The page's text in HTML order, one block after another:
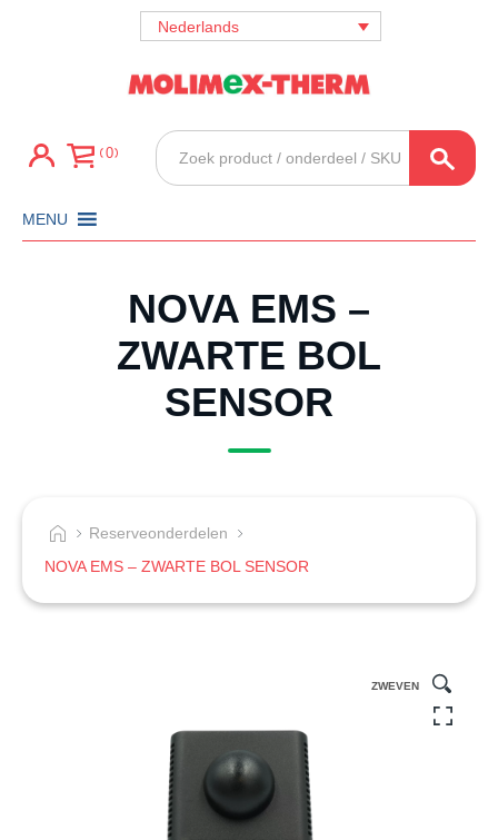
Nederlands
0
Producten
zoeken
MENU
NOVA EMS –
ZWARTE BOL
SENSOR
Reserveonderdelen
NOVA EMS – ZWARTE BOL SENSOR
ZWEVEN